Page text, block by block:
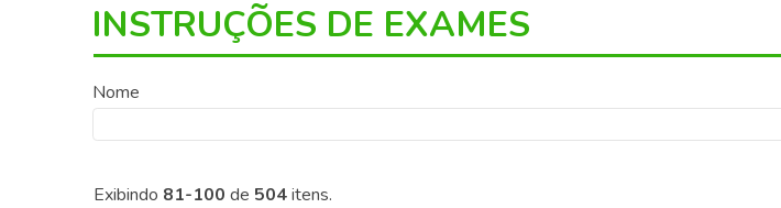
INSTRUÇÕES DE EXAMES
Nome
Exibindo 81-100 de 504itens.